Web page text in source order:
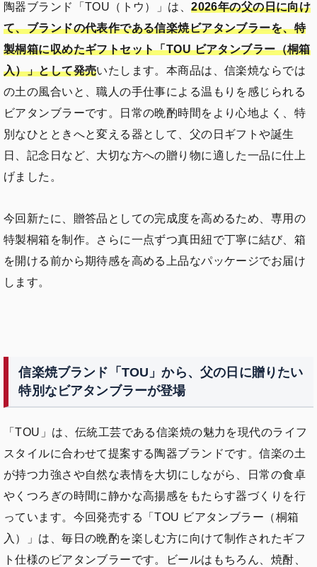
陶器ブランド「TOU（トウ）」は、2026年の父の日に向け
て、ブランドの代表作である信楽焼ビアタンブラーを、特
製桐箱に収めたギフトセット「TOU ビアタンブラー（桐箱
入）」として発売いたします。本商品は、信楽焼ならでは
の土の風合いと、職人の手仕事による温もりを感じられる
ビアタンブラーです。日常の晩酌時間をより心地よく、特
別なひとときへと変える器として、父の日ギフトや誕生
日、記念日など、大切な方への贈り物に適した一品に仕上
げました。
今回新たに、贈答品としての完成度を高めるため、専用の
特製桐箱を制作。さらに一点ずつ真田紐で丁寧に結び、箱
を開ける前から期待感を高める上品なパッケージでお届け
します。
信楽焼ブランド「TOU」から、父の日に贈りたい
特別なビアタンブラーが登場
「TOU」は、伝統工芸である信楽焼の魅力を現代のライフ
スタイルに合わせて提案する陶器ブランドです。信楽の土
が持つ力強さや自然な表情を大切にしながら、日常の食卓
やくつろぎの時間に静かな高揚感をもたらす器づくりを行
っています。今回発売する「TOU ビアタンブラー（桐箱
入）」は、毎日の晩酌を楽しむ方に向けて制作されたギフ
ト仕様のビアタンブラーです。ビールはもちろん、焼酎、